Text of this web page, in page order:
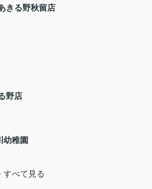
きる野秋留店
野店
幼稚園
すべて見る